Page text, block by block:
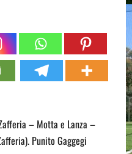
– Motta e Lanza –
Punito Gaggegi